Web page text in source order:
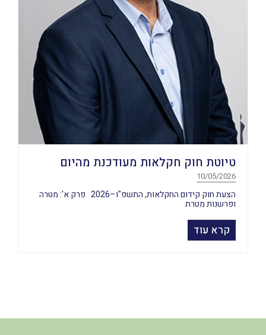
טיוטת חוק חקלאות מעודכנת מהיום
10/05/2026
הצעת חוק קידום החקלאות, התשפ"ו–2026 פרק א': מטרה
ופרשנות מטרת
קרא עוד